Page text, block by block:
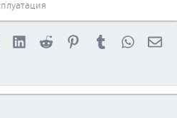
LinkedInReddit PinterestTumblr